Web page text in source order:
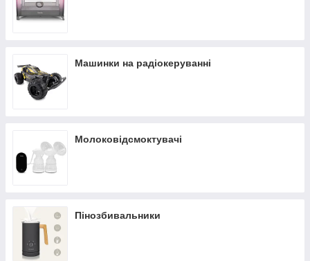
Машинки на радіокеруванні
Молоковідсмоктувачі
Пінозбивальники